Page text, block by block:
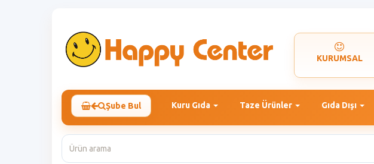
KURUMSAL
Şube Bul Kuru Gıda Taze Ürünler Gıda Dışı